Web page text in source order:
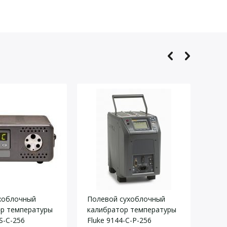
температуры
C-256
Полевой сухоблочный
калибратор температуры
Fluke 9144-C-P-256